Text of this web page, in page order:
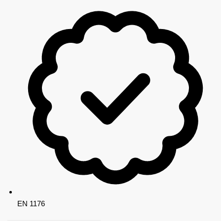
EN 1176